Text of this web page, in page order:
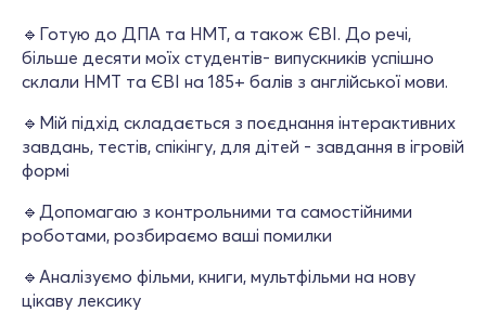
🔹Готую до ДПА та НМТ, а також ЄВІ. До речі,
більше десяти моїх студентів- випускників успішно
склали НМТ та ЄВІ на 185+ балів з англійської мови.
🔹Мій підхід складається з поєднання інтерактивних
завдань, тестів, спікінгу, для дітей - завдання в ігровій
формі
🔹Допомагаю з контрольними та самостійними
роботами, розбираємо ваші помилки
🔹Аналізуємо фільми, книги, мультфільми на нову
цікаву лексику